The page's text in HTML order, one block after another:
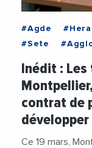
#Agde
#Sete
Inédit :
contrat de
Ce 19 mars,